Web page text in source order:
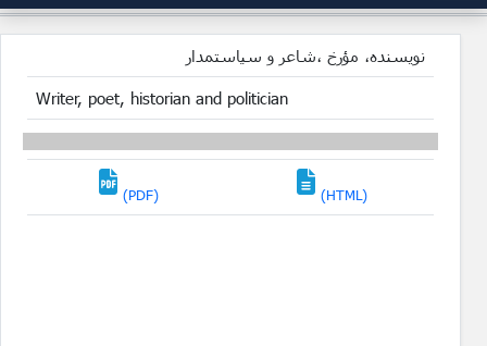
نویسنده، مؤرخ ،شاعر و سیاستمدار
Writer, poet, historian and politician
(PDF) (HTML)